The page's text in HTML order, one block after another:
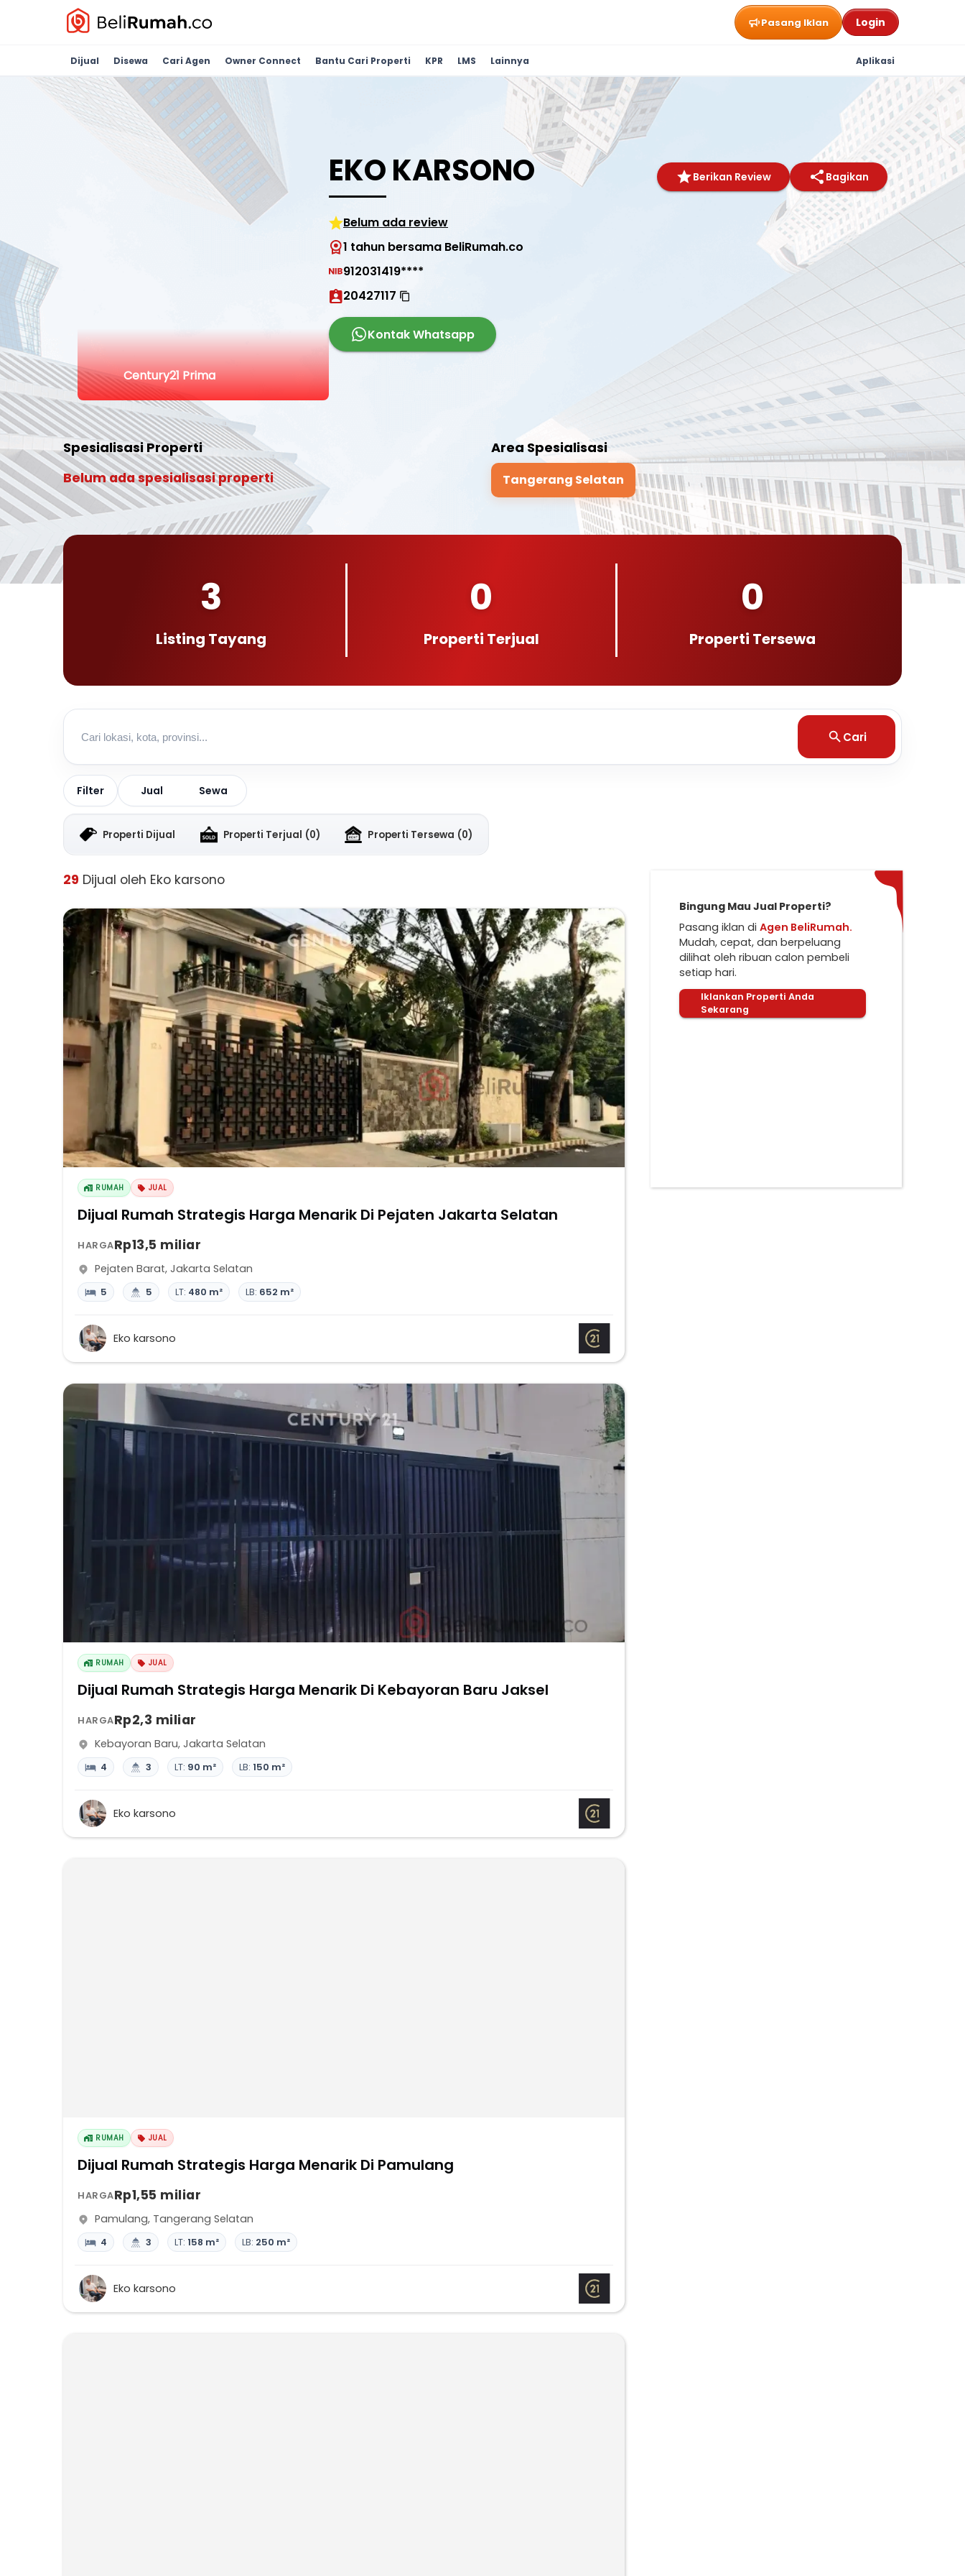
Pasang Iklan Login
Dijual Disewa Cari Agen Owner Connect Bantu Cari Properti KPR LMS Lainnya Aplikasi
Century21 Prima
EKO KARSONO Berikan Review Bagikan
Belum ada review
1 tahun bersama BeliRumah.co
912031419****
20427117
Kontak Whatsapp
Spesialisasi Properti
Belum ada spesialisasi properti
Area Spesialisasi
Tangerang Selatan
3
Listing Tayang
0
Properti Terjual
0
Properti Tersewa
Cari
Filter Jual Sewa
Properti Dijual Properti Terjual (0) Properti Tersewa (0)
29 Dijual oleh Eko karsono
RUMAH JUAL
Dijual Rumah Strategis Harga Menarik Di Pejaten Jakarta Selatan
HARGARp13,5 miliar
Pejaten Barat, Jakarta Selatan
5 5 LT: 480 m² LB: 652 m²
Eko karsono
RUMAH JUAL
Dijual Rumah Strategis Harga Menarik Di Kebayoran Baru Jaksel
HARGARp2,3 miliar
Kebayoran Baru, Jakarta Selatan
4 3 LT: 90 m² LB: 150 m²
Eko karsono
RUMAH JUAL
Dijual Rumah Strategis Harga Menarik Di Pamulang
HARGARp1,55 miliar
Pamulang, Tangerang Selatan
4 3 LT: 158 m² LB: 250 m²
Eko karsono
Bingung Mau Jual Properti?
Pasang iklan di Agen BeliRumah.
Mudah, cepat, dan berpeluang
dilihat oleh ribuan calon pembeli
setiap hari.
Iklankan Properti Anda
Sekarang